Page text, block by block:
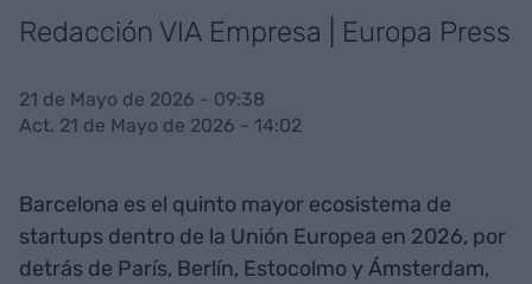
Redacción VIA Empresa | Europa Press
21 de Mayo de 2026 - 09:38
Act. 21 de Mayo de 2026 - 14:02
Barcelona es el quinto mayor ecosistema de
startups dentro de la Unión Europea en 2026, por
detrás de París, Berlín, Estocolmo y Ámsterdam,